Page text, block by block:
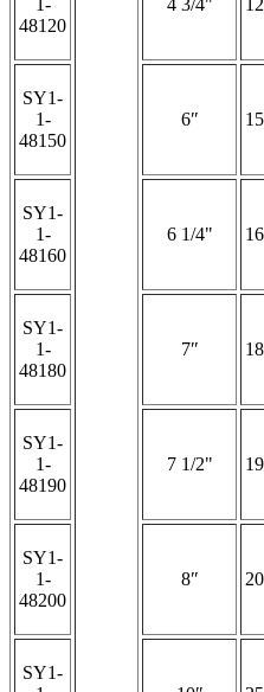
1-
48120
4 3/4"
SY1-
1-
48150
6″
SY1-
1-
48160
6 1/4"
SY1-
1-
48180
7″
SY1-
1-
48190
7 1/2"
SY1-
1-
48200
8″
SY1-